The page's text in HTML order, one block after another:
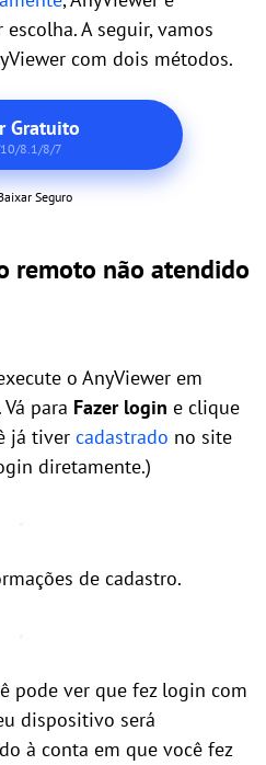
A seguir, vamos
com dois métodos.
Gratuito
8.1/8/7
Seguro
remoto não atendido
o AnyViewer em
para Fazer login e clique
já tiver cadastrado no site
diretamente.)
de cadastro.
pode ver que fez login com
dispositivo será
à conta em que você fez